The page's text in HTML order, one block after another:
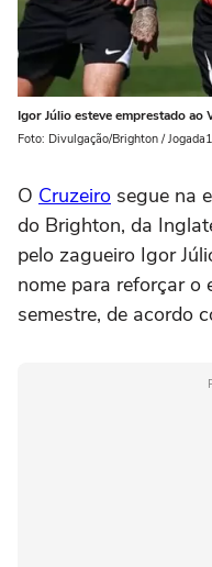
Igor Júlio esteve emprestado ao
Foto: Divulgação/Brighton /
O Cruzeiro segue na
do Brighton, da
pelo zagueiro Igor
nome para reforçar o
semestre, de acordo